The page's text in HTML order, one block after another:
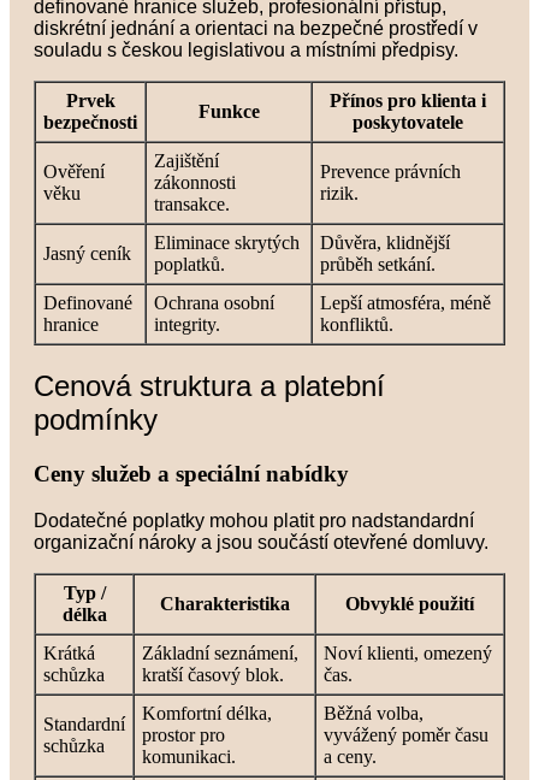
definované hranice služeb, profesionální přístup,
diskrétní jednání a orientaci na bezpečné prostředí v
souladu s českou legislativou a místními předpisy.
Prvek
bezpečnosti
Funkce
Přínos pro klienta i
poskytovatele
Ověření
věku
Zajištění
zákonnosti
transakce.
Prevence právních
rizik.
Jasný ceník
Eliminace skrytých
poplatků.
Důvěra, klidnější
průběh setkání.
Definované
hranice
Ochrana osobní
integrity.
Lepší atmosféra, méně
konfliktů.
Cenová struktura a platební
podmínky
Ceny služeb a speciální nabídky
Dodatečné poplatky mohou platit pro nadstandardní
organizační nároky a jsou součástí otevřené domluvy.
Typ /
délka
Charakteristika Obvyklé použití
Krátká
schůzka
Základní seznámení,
kratší časový blok.
Noví klienti, omezený
čas.
Standardní
schůzka
Komfortní délka,
prostor pro
komunikaci.
Běžná volba,
vyvážený poměr času
a ceny.